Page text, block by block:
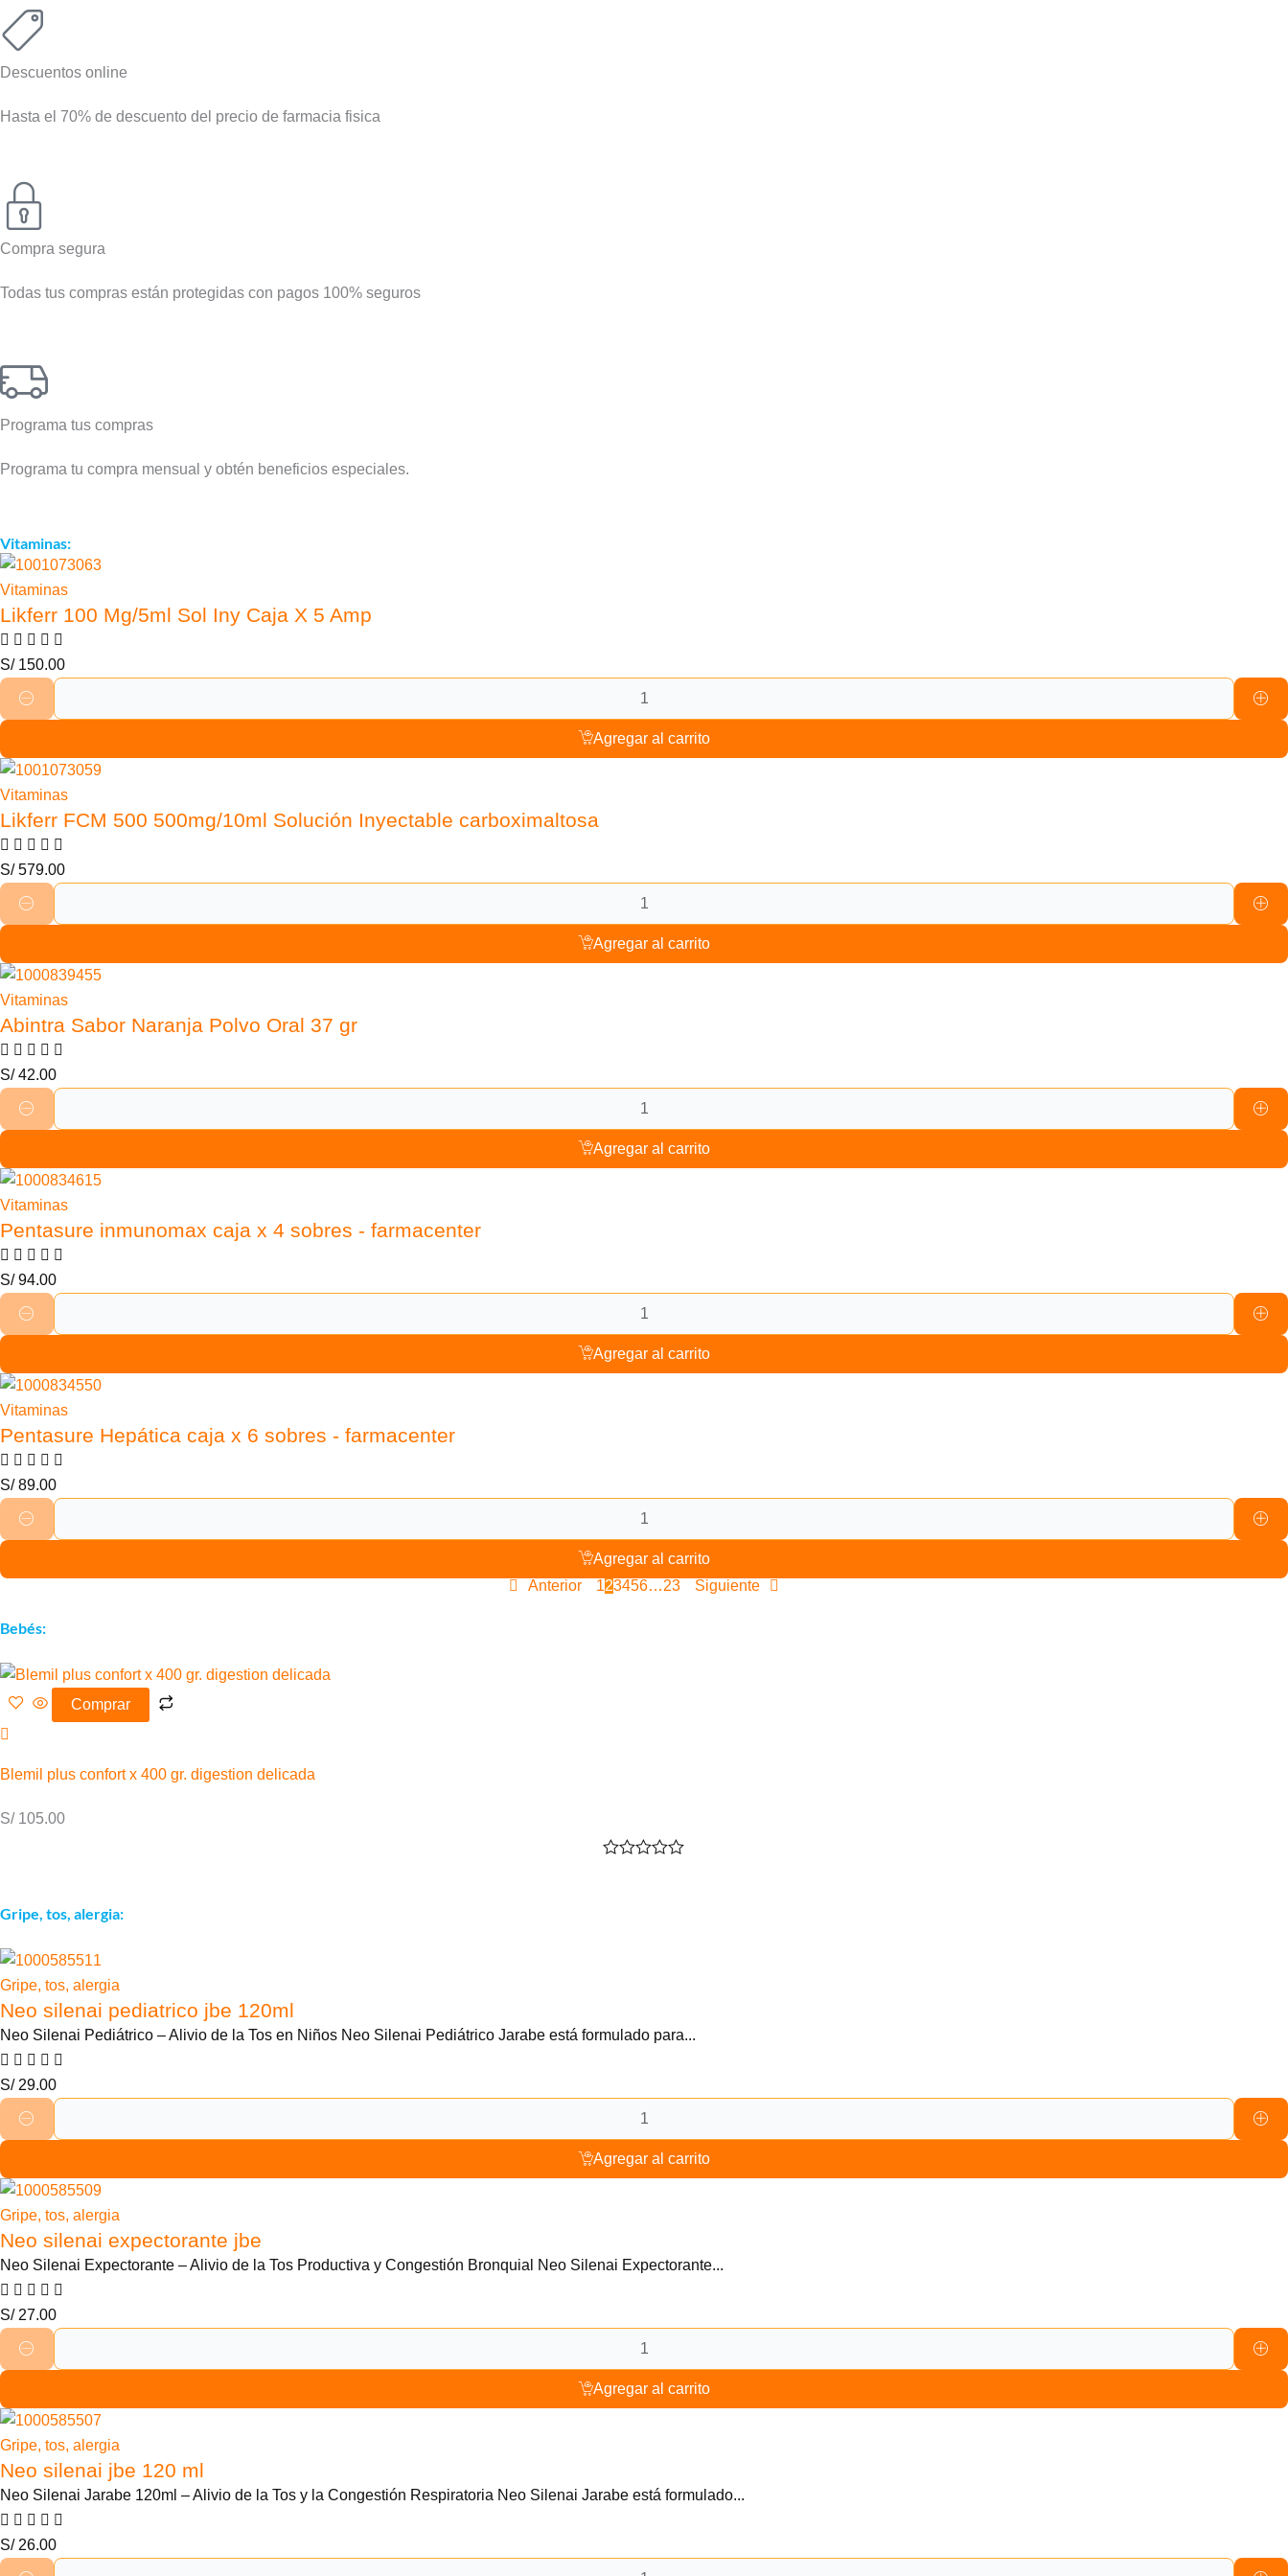
Descuentos online
Hasta el 70% de descuento del precio de farmacia fisica
Compra segura
Todas tus compras están protegidas con pagos 100% seguros
Programa tus compras
Programa tu compra mensual y obtén beneficios especiales.
Vitaminas:
Vitaminas
Likferr 100 Mg/5ml Sol Iny Caja X 5 Amp
S/150.00
Agregar al carrito
Vitaminas
Likferr FCM 500 500mg/10ml Solución Inyectable carboximaltosa
S/579.00
Agregar al carrito
Vitaminas
Abintra Sabor Naranja Polvo Oral 37 gr
S/42.00
Agregar al carrito
Vitaminas
Pentasure inmunomax caja x 4 sobres - farmacenter
S/94.00
Agregar al carrito
Vitaminas
Pentasure Hepática caja x 6 sobres - farmacenter
S/89.00
Agregar al carrito
Anterior
123456…23 Siguiente
Bebés:
Comprar
Blemil plus confort x 400 gr. digestion delicada
S/105.00
Gripe, tos, alergia:
Gripe, tos, alergia
Neo silenai pediatrico jbe 120ml
Neo Silenai Pediátrico – Alivio de la Tos en Niños Neo Silenai Pediátrico Jarabe está formulado para...
S/29.00
Agregar al carrito
Gripe, tos, alergia
Neo silenai expectorante jbe
Neo Silenai Expectorante – Alivio de la Tos Productiva y Congestión Bronquial Neo Silenai Expectorante...
S/27.00
Agregar al carrito
Gripe, tos, alergia
Neo silenai jbe 120 ml
Neo Silenai Jarabe 120ml – Alivio de la Tos y la Congestión Respiratoria Neo Silenai Jarabe está formulado...
S/26.00